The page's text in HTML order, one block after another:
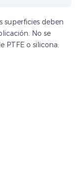
superficies deben
No se
PTFE o silicona.